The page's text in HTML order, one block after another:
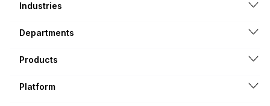
Industries
Departments
Products
Platform